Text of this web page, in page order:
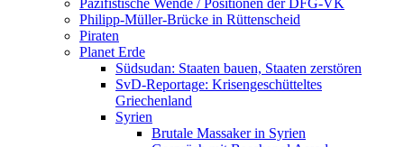
Pazifistische Wende / Positionen der DFG-VK
Philipp-Müller-Brücke in Rüttenscheid
Piraten
Planet Erde
Südsudan: Staaten bauen, Staaten zerstören
SvD-Reportage: Krisengeschütteltes
Griechenland
Syrien
Brutale Massaker in Syrien